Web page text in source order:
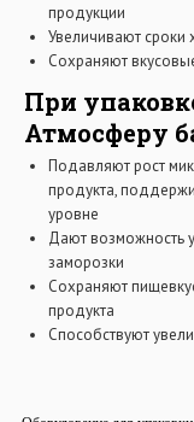
продукции
Увеличивают сроки
Сохраняют
При
Атмосферу
Подавляют рост
продукта,
уровне
Дают возможность
заморозки
Сохраняют
продукта
Способствуют